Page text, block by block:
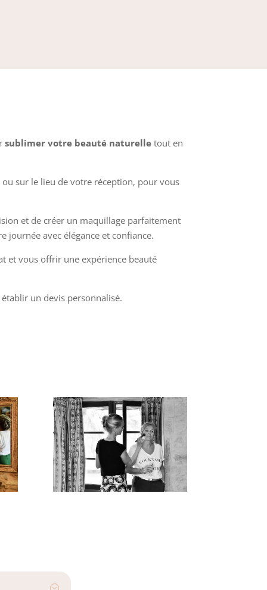
sublimer votre beauté naturelle tout en
sur le lieu de votre réception, pour vous
et de créer un maquillage parfaitement
journée avec élégance et confiance.
et vous offrir une expérience beauté
un devis personnalisé.